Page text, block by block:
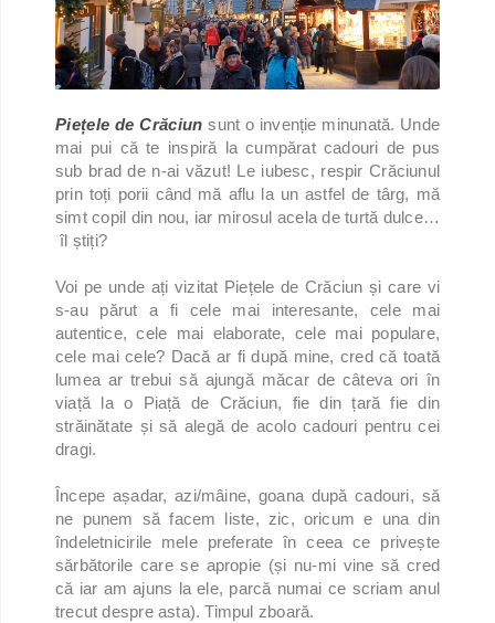
Piețele de Crăciun sunt o invenție minunată. Unde
mai pui că te inspiră la cumpărat cadouri de pus
sub brad de n-ai văzut! Le iubesc, respir Crăciunul
prin toți porii când mă aflu la un astfel de târg, mă
simt copil din nou, iar mirosul acela de turtă dulce…
îl știți?
Voi pe unde ați vizitat Piețele de Crăciun și care vi
s-au părut a fi cele mai interesante, cele mai
autentice, cele mai elaborate, cele mai populare,
cele mai cele? Dacă ar fi după mine, cred că toată
lumea ar trebui să ajungă măcar de câteva ori în
viață la o Piață de Crăciun, fie din țară fie din
străinătate și să alegă de acolo cadouri pentru cei
dragi.
Începe așadar, azi/mâine, goana după cadouri, să
ne punem să facem liste, zic, oricum e una din
îndeletnicirile mele preferate în ceea ce privește
sărbătorile care se apropie (și nu-mi vine să cred
că iar am ajuns la ele, parcă numai ce scriam anul
trecut despre asta). Timpul zboară.